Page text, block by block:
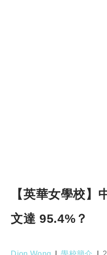
【英華女學校】
文達 95.4%？
Post
Post